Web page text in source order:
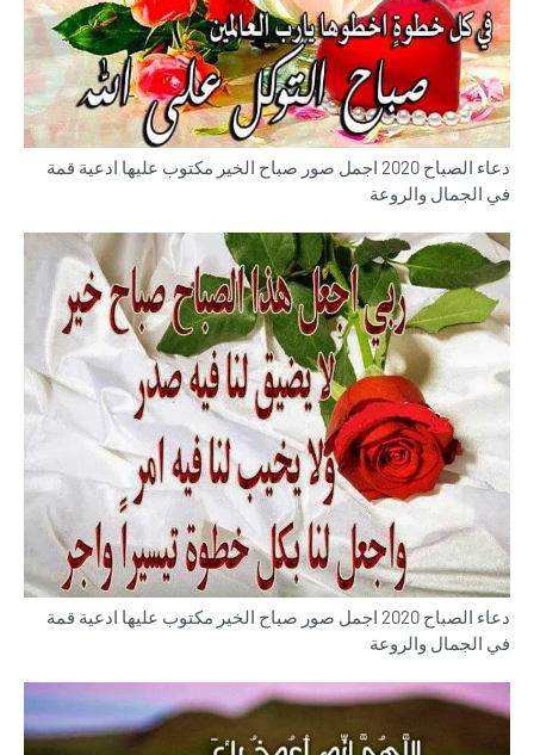
دعاء الصباح 2020 اجمل صور صباح الخير مكتوب عليها ادعية قمة
في الجمال والروعة
دعاء الصباح 2020 اجمل صور صباح الخير مكتوب عليها ادعية قمة
في الجمال والروعة